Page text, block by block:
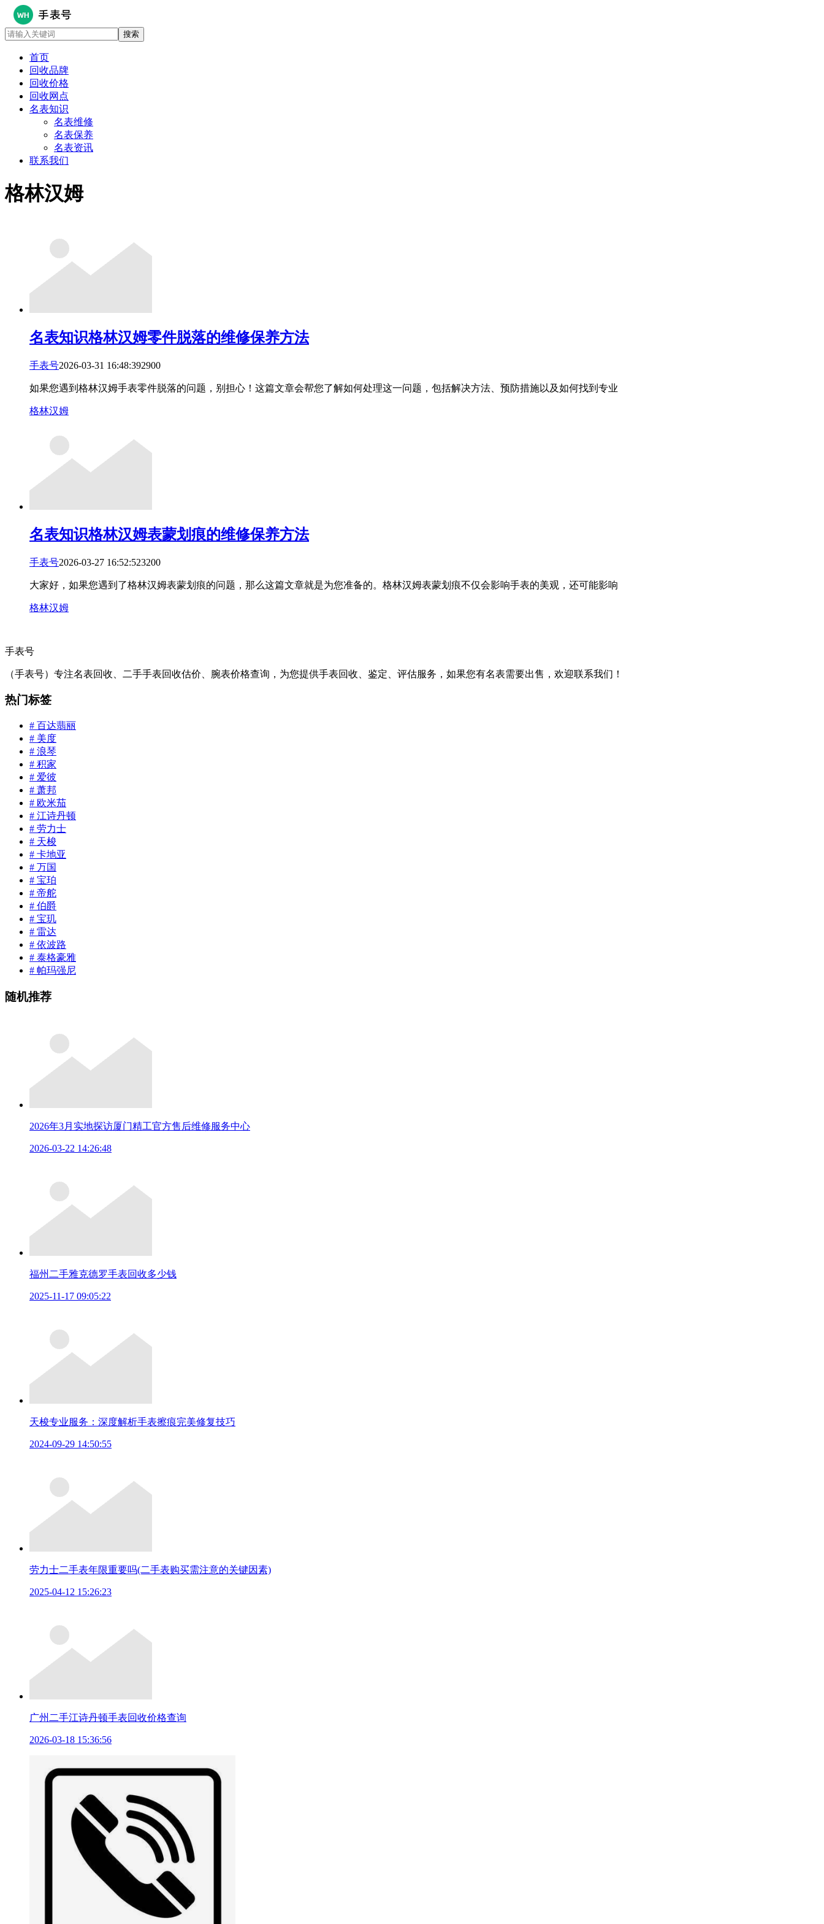
首页
回收品牌
回收价格
回收网点
名表知识
名表维修
名表保养
名表资讯
联系我们
格林汉姆
名表知识格林汉姆零件脱落的维修保养方法
手表号2026-03-31 16:48:392900
如果您遇到格林汉姆手表零件脱落的问题，别担心！这篇文章会帮您了解如何处理这一问题，包括解决方法、预防措施以及如何找到专业
格林汉姆
名表知识格林汉姆表蒙划痕的维修保养方法
手表号2026-03-27 16:52:523200
大家好，如果您遇到了格林汉姆表蒙划痕的问题，那么这篇文章就是为您准备的。格林汉姆表蒙划痕不仅会影响手表的美观，还可能影响
格林汉姆
手表号
（手表号）专注名表回收、二手手表回收估价、腕表价格查询，为您提供手表回收、鉴定、评估服务，如果您有名表需要出售，欢迎联系我们！
热门标签
# 百达翡丽
# 美度
# 浪琴
# 积家
# 爱彼
# 萧邦
# 欧米茄
# 江诗丹顿
# 劳力士
# 天梭
# 卡地亚
# 万国
# 宝珀
# 帝舵
# 伯爵
# 宝玑
# 雷达
# 依波路
# 泰格豪雅
# 帕玛强尼
随机推荐
2026年3月实地探访厦门精工官方售后维修服务中心
2026-03-22 14:26:48
福州二手雅克德罗手表回收多少钱
2025-11-17 09:05:22
天梭专业服务：深度解析手表擦痕完美修复技巧
2024-09-29 14:50:55
劳力士二手表年限重要吗(二手表购买需注意的关键因素)
2025-04-12 15:26:23
广州二手江诗丹顿手表回收价格查询
2026-03-18 15:36:56